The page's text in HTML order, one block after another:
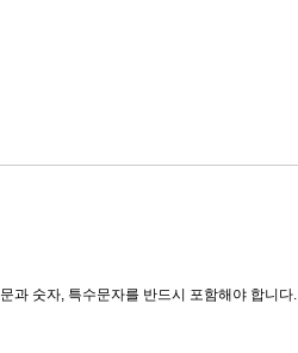
과 숫자, 특수문자를 반드시 포함해야 합니다.